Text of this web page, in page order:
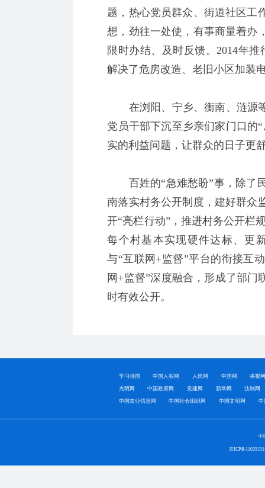
题，热心党员群众、街道社区工
想，劲往一处使，有事商量着办
限时办结、及时反馈。2014年
解决了危房改造、老旧小区加装
在浏阳、宁乡、衡南、涟源等
党员干部下沉至乡亲们家门口的
实的利益问题，让群众的日子更
百姓的“急难愁盼”事，除了
南落实村务公开制度，建好群众
开“亮栏行动”，推进村务公开栏
每个村基本实现硬件达标、更
与“互联网+监督”平台的衔接互
网+监督”深度融合，形成了部门
时有效公开。
学习强国 中国人权网 人民网 中国网 央视
光明网 中国政府网 党建网 新华网 法制网
中国农业信息网 中国社会组织网 中国文明网 中
中
京ICP备